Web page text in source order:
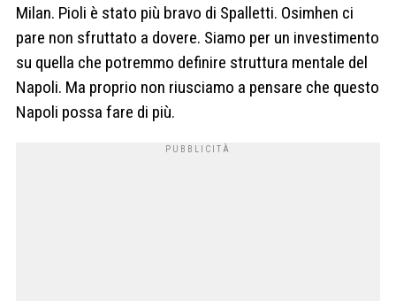
Milan. Pioli è stato più bravo di Spalletti. Osimhen ci
pare non sfruttato a dovere. Siamo per un investimento
su quella che potremmo definire struttura mentale del
Napoli. Ma proprio non riusciamo a pensare che questo
Napoli possa fare di più.